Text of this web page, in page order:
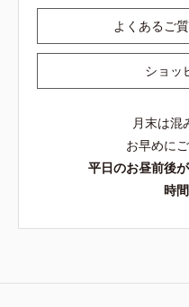
よくあるご
ショッ
月末は混
お早めに
平日のお昼前後
時